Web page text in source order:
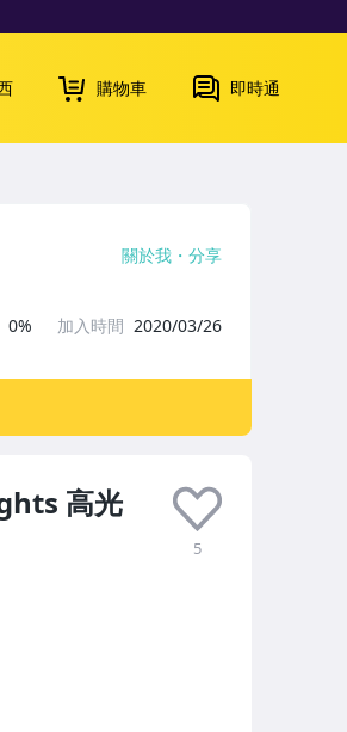
購物車 即時通
高光
5
關於我 分享
0% 加入時間 2020/03/26